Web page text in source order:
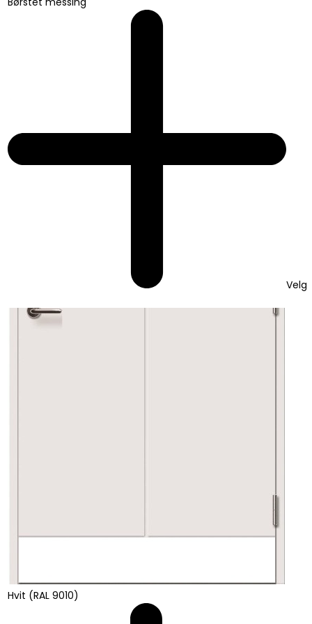
Velg
Hvit (RAL 9010)